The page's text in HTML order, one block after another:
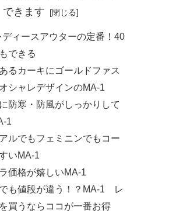
できます
ディースアウターの定番！40
できる
るカーキにゴールドファス
シャレデザインのMA-1
防寒・防風がしっかりして
1
ルでもフェミニンでもコー
いMA-1
価格が嬉しいMA-1
も値段が違う！？MA-1 レ
買うならココが一番お得